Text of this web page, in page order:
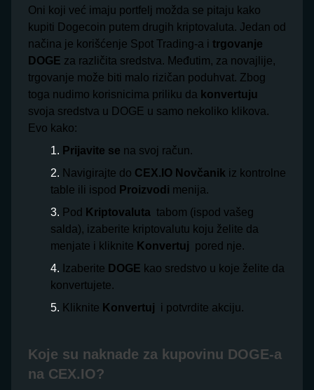
Oni koji već imaju portfelj možda se pitaju kako
kupiti Dogecoin putem drugih kriptovaluta. Jedan od
načina je korišćenje Spot Trading-a i trgovanje
DOGE za različita sredstva. Međutim, za novajlije,
trgovanje može biti malo rizičan poduhvat. Zbog
toga nudimo korisnicima priliku da konvertuju
svoja sredstva u DOGE u samo nekoliko klikova.
Evo kako:
Prijavite se na svoj račun.
Navigirajte do CEX.IO Novčanik iz kontrolne
table ili ispod
Proizvodi menija.
Pod
Kriptovaluta tabom (ispod vašeg
salda), izaberite kriptovalutu koju želite da
menjate i kliknite Konvertuj pored nje.
Izaberite DOGE kao sredstvo u koje želite da
konvertujete.
Kliknite Konvertuj i potvrdite akciju.
Koje su naknade za kupovinu DOGE-a
na CEX.IO?